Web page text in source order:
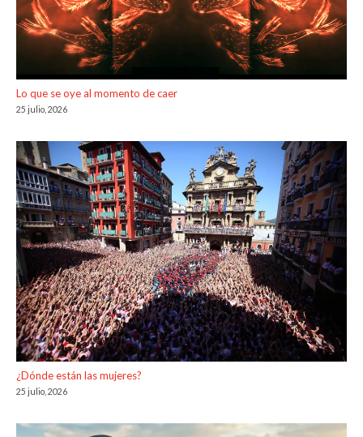
Lo que se oye al momento de caer
25 julio, 2026
¿Dónde están las mujeres?
25 julio, 2026